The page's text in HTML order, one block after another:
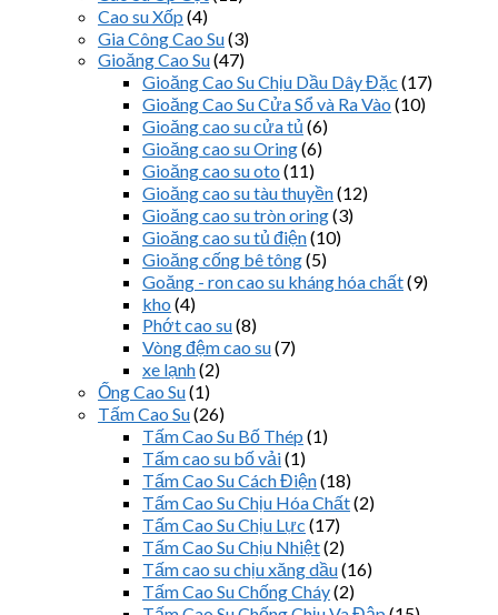
Cao su Xốp (4)
Gia Công Cao Su(3)
Gioăng Cao Su(47)
Gioăng Cao Su Chịu Dầu Dây Đặc (17)
Gioăng Cao Su Cửa Sổ và Ra Vào (10)
Gioăng cao su cửa tủ (6)
Gioăng cao su Oring(6)
Gioăng cao su oto (11)
Gioăng cao su tàu thuyền(12)
Gioăng cao su tròn oring(3)
Gioăng cao su tủ điện(10)
Gioăng cống bê tông(5)
Goăng - ron cao su kháng hóa chất(9)
kho (4)
Phớt cao su(8)
Vòng đệm cao su(7)
xe lạnh(2)
Ống Cao Su(1)
Tấm Cao Su(26)
Tấm Cao Su Bố Thép (1)
Tấm cao su bố vải(1)
Tấm Cao Su Cách Điện(18)
Tấm Cao Su Chịu Hóa Chất(2)
Tấm Cao Su Chịu Lực (17)
Tấm Cao Su Chịu Nhiệt(2)
Tấm cao su chịu xăng dầu(16)
Tấm Cao Su Chống Cháy(2)